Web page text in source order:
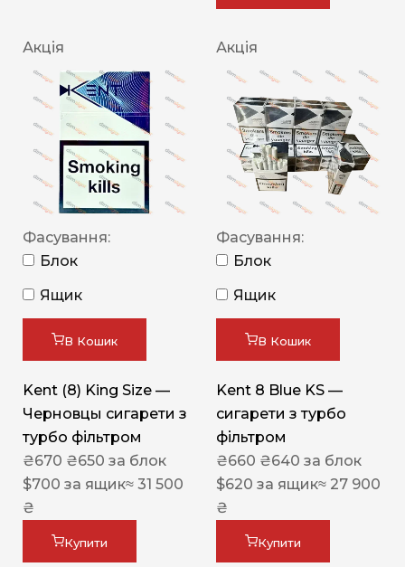
Акція
Фасування:
Блок
Ящик
В Кошик
Kent (8) King Size —
Черновцы сигарети з
турбо фільтром
₴670 ₴650 за блок
$700 за ящик≈ 31 500
₴
Купити
Акція
Фасування:
Блок
Ящик
В Кошик
Kent 8 Blue KS —
сигарети з турбо
фільтром
₴660 ₴640 за блок
$620 за ящик≈ 27 900
₴
Купити